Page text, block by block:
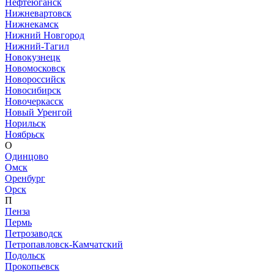
Нефтеюганск
Нижневартовск
Нижнекамск
Нижний Новгород
Нижний-Тагил
Новокузнецк
Новомосковск
Новороссийск
Новосибирск
Новочеркасск
Новый Уренгой
Норильск
Ноябрьск
О
Одинцово
Омск
Оренбург
Орск
П
Пенза
Пермь
Петрозаводск
Петропавловск-Камчатский
Подольск
Прокопьевск